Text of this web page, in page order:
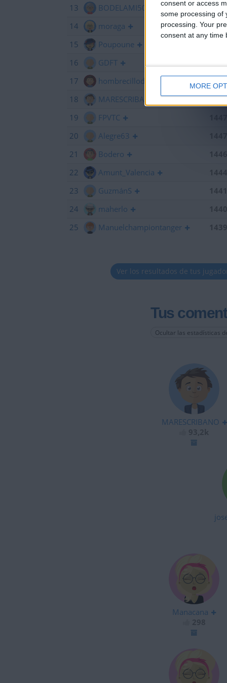
consent or access
some processing of
processing. Your
consent at any time
MORE
13
BODELAMI50
14
moraga
15
Poupoune
16
GDFT
17
hombrecillodepan
18
MARESCRIBANO
19
FPVTC
20
Alegre63
21
Bodero
22
Amunt_Valencia
23
GuzmánS
24
maherlo
25
Manuelchampiontanger
Ver los resultados de tus
Tus
Ocultar las estadísticas
MARESCRIBANO
Manacana